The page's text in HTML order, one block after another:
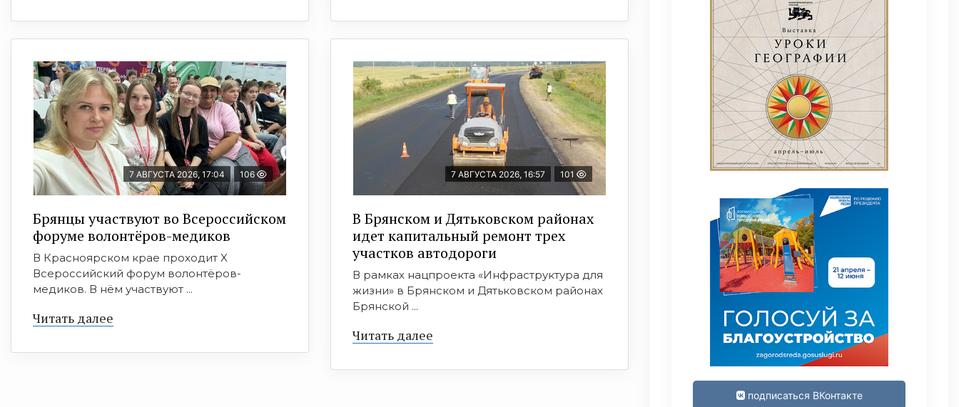
7 АВГУСТА 2026, 17:04 106
Брянцы участвуют во Всероссийском
форуме волонтёров-медиков
В Красноярском крае проходит X
Всероссийский форум волонтёров-
медиков. В нём участвуют ...
Читать далее
7 АВГУСТА 2026, 16:57 101
В Брянском и Дятьковском районах
идет капитальный ремонт трех
участков автодороги
В рамках нацпроекта «Инфраструктура для
жизни» в Брянском и Дятьковском районах
Брянской ...
Читать далее
подписаться ВКонтакте